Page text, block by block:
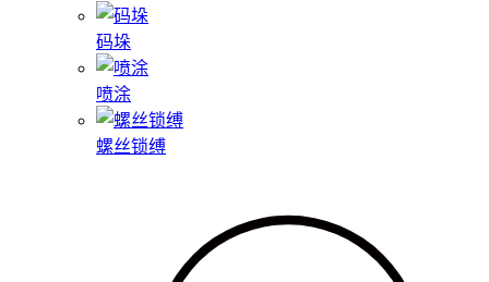
码垛
喷涂
螺丝锁缚